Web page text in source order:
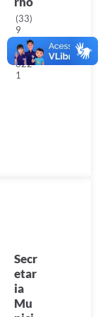
(33)
9
991
5-
622
1
Secr
etar
ia
Mu